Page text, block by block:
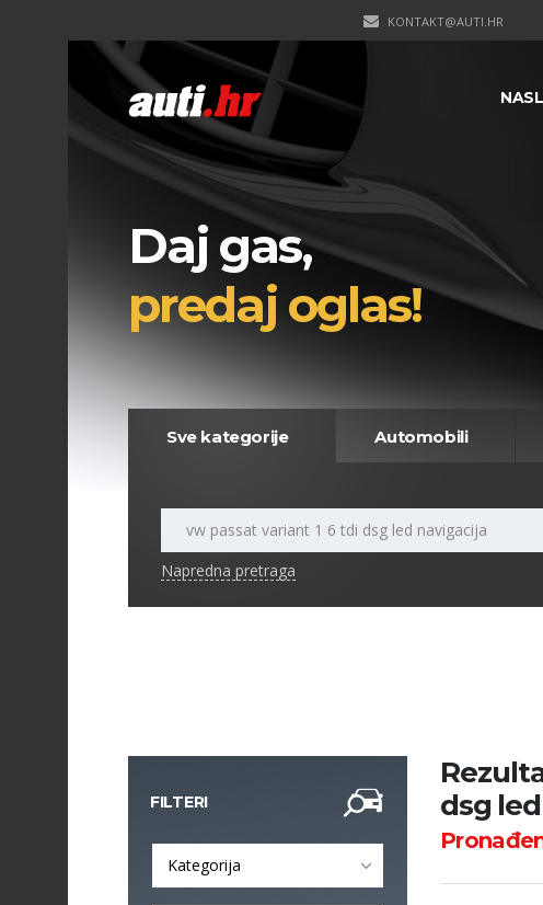
KONTAKT@AUTI.HR
Daj gas,
predaj oglas!
Sve kategorije Automobili
Napredna pretraga
FILTERI
Kategorija
dsg